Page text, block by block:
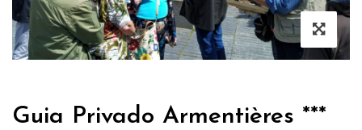
Guia Privado Armentières ***